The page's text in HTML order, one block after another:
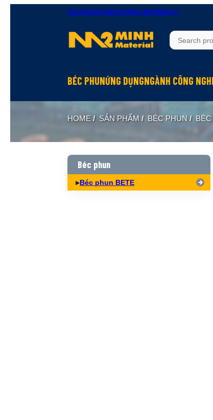
ADVANCED INDUSTRIAL MATERIALS
BÉC PHUN
Béc phun Đồng Brass
Béc phun Nhựa PP
Biên dạng hình nón đặc Full Cone
Biên dạng hình nón rỗng Hollow Cone
ỨNG DỤNG
Rửa bề mặt
Làm mát
Dập bụi
Phun hóa chất
NGÀNH CÔNG
Hóa chất
Đóng tàu
Dệt may
HOME / SẢN PHẨM / BÉC PHUN /
Béc phun
Béc phun BETE